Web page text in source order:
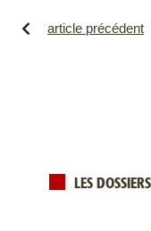
article précédent
LES